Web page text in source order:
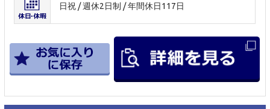
日祝 / 週休2日制 / 年間休日117日